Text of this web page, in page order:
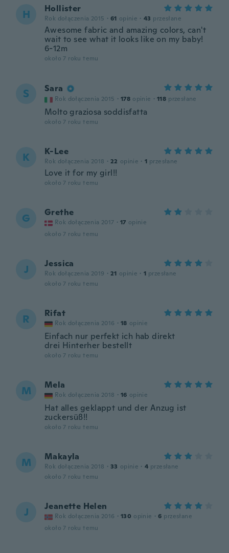
H Hollister
Rok dołączenia 2015 · 61 opinie · 43 przesłane
Awesome fabric and amazing colors, can't
wait to see what it looks like on my baby!
6-12m
około 7 roku temu
S Sara
Rok dołączenia 2015 · 178 opinie · 118 przesłane
Molto graziosa soddisfatta
około 7 roku temu
K K-Lee
Rok dołączenia 2018 · 22 opinie · 1 przesłane
Love it for my girl!!
około 7 roku temu
G Grethe
Rok dołączenia 2017 · 17 opinie
około 7 roku temu
J Jessica
Rok dołączenia 2019 · 21 opinie · 1 przesłane
około 7 roku temu
R Rifat
Rok dołączenia 2016 · 18 opinie
Einfach nur perfekt ich hab direkt
drei Hinterher bestellt
około 7 roku temu
M Mela
Rok dołączenia 2018 · 16 opinie
Hat alles geklappt und der Anzug ist
zuckersüß!!
około 7 roku temu
M Makayla
Rok dołączenia 2018 · 33 opinie · 4 przesłane
około 7 roku temu
J Jeanette Helen
Rok dołączenia 2016 · 130 opinie · 6 przesłane
około 7 roku temu